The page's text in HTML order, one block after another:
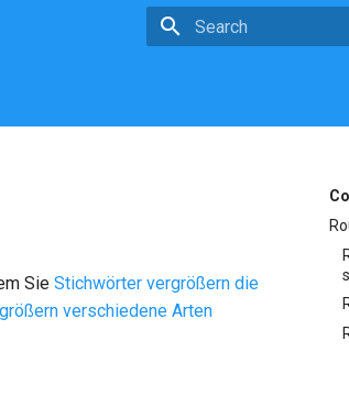
Sie Stichwörter vergrößern die
verschiedene Arten